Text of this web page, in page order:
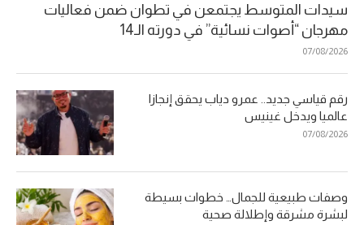
سيدات المتوسط يجتمعن في تطوان ضمن فعاليات
مهرجان “أصوات نسائية” في دورته الـ14
07/08/2026
رقم قياسي جديد.. عمرو دياب يحقق إنجازا
عالميا ويدخل غينيس
07/08/2026
وصفات طبيعية للجمال… خطوات بسيطة
لبشرة مشرقة وإطلالة صحية